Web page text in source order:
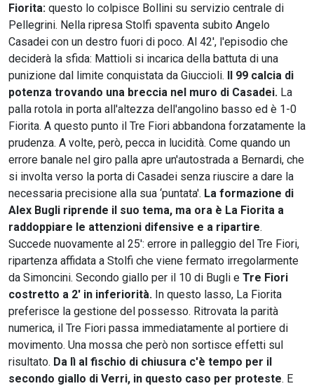
Fiorita: questo lo colpisce Bollini su servizio centrale di
Pellegrini. Nella ripresa Stolfi spaventa subito Angelo
Casadei con un destro fuori di poco. Al 42', l'episodio che
deciderà la sfida: Mattioli si incarica della battuta di una
punizione dal limite conquistata da Giuccioli. Il 99 calcia di
potenza trovando una breccia nel muro di Casadei. La
palla rotola in porta all'altezza dell'angolino basso ed è 1-0
Fiorita. A questo punto il Tre Fiori abbandona forzatamente la
prudenza. A volte, però, pecca in lucidità. Come quando un
errore banale nel giro palla apre un'autostrada a Bernardi, che
si involta verso la porta di Casadei senza riuscire a dare la
necessaria precisione alla sua ‘puntata'. La formazione di
Alex Bugli riprende il suo tema, ma ora è La Fiorita a
raddoppiare le attenzioni difensive e a ripartire.
Succede nuovamente al 25': errore in palleggio del Tre Fiori,
ripartenza affidata a Stolfi che viene fermato irregolarmente
da Simoncini. Secondo giallo per il 10 di Bugli e Tre Fiori
costretto a 2' in inferiorità. In questo lasso, La Fiorita
preferisce la gestione del possesso. Ritrovata la parità
numerica, il Tre Fiori passa immediatamente al portiere di
movimento. Una mossa che però non sortisce effetti sul
risultato. Da lì al fischio di chiusura c'è tempo per il
secondo giallo di Verri, in questo caso per proteste. E